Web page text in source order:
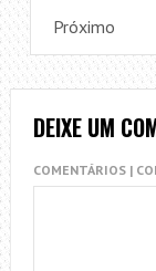
Próximo
DEIXE UM
COMENTÁRIOS |